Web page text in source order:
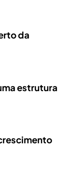
da
estrutura